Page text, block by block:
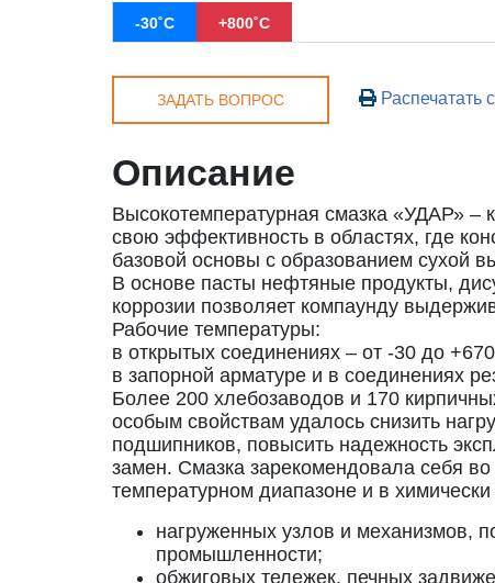
-30˚С +800˚С
ЗАДАТЬ ВОПРОС Распечатать
Описание
Высокотемпературная смазка «УДАР» –
свою эффективность в областях, где
базовой основы с образованием сухой
В основе пасты нефтяные продукты,
коррозии позволяет компаунду
Рабочие температуры:
в открытых соединениях – от -30 до
в запорной арматуре и в соединениях
Более 200 хлебозаводов и 170
особым свойствам удалось снизить
подшипников, повысить надежность
замен. Смазка зарекомендовала себя
температурном диапазоне и в
нагруженных узлов и механизмов,
промышленности;
обжиговых тележек, печных